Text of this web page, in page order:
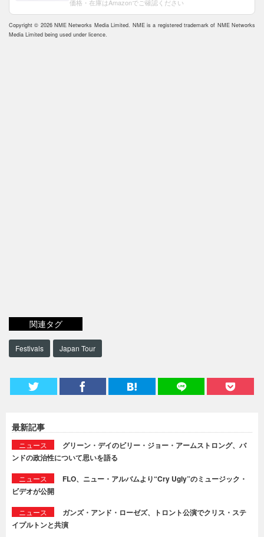
価格・在庫はAmazonでご確認ください
Copyright © 2026 NME Networks Media Limited. NME is a registered trademark of NME Networks
Media Limited being used under licence.
関連タグ
Festivals Japan Tour
最新記事
ニュース
グリーン・デイのビリー・ジョー・アームストロング、バ
ンドの政治性について思いを語る
ニュース
FLO、ニュー・アルバムより“Cry Ugly”のミュージック・
ビデオが公開
ニュース
ガンズ・アンド・ローゼズ、トロント公演でクリス・ステ
イプルトンと共演